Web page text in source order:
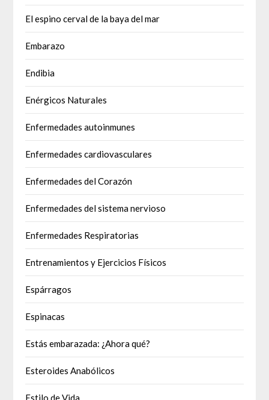
El espino cerval de la baya del mar
Embarazo
Endibia
Enérgicos Naturales
Enfermedades autoinmunes
Enfermedades cardiovasculares
Enfermedades del Corazón
Enfermedades del sistema nervioso
Enfermedades Respiratorias
Entrenamientos y Ejercicios Físicos
Espárragos
Espinacas
Estás embarazada: ¿Ahora qué?
Esteroides Anabólicos
Estilo de Vida